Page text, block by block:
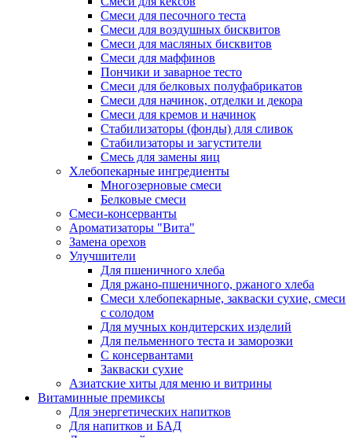
Смеси для песочного теста
Смеси для воздушных бисквитов
Смеси для масляных бисквитов
Смеси для маффинов
Пончики и заварное тесто
Cмеси для белковых полуфабрикатов
Смеси для начинок, отделки и декора
Смеси для кремов и начинок
Стабилизаторы (фонды) для сливок
Стабилизаторы и загустители
Смесь для замены яиц
Хлебопекарные ингредиенты
Многозерновые смеси
Белковые смеси
Смеси-консерванты
Ароматизаторы "Вита"
Замена орехов
Улучшители
Для пшеничного хлеба
Для ржано-пшеничного, ржаного хлеба
Смеси хлебопекарные, закваски сухие, смеси
с солодом
Для мучных кондитерских изделий
Для пельменного теста и заморозки
С консервантами
Закваски сухие
Азиатские хиты для меню и витрины
Витаминные премиксы
Для энергетических напитков
Для напитков и БАД